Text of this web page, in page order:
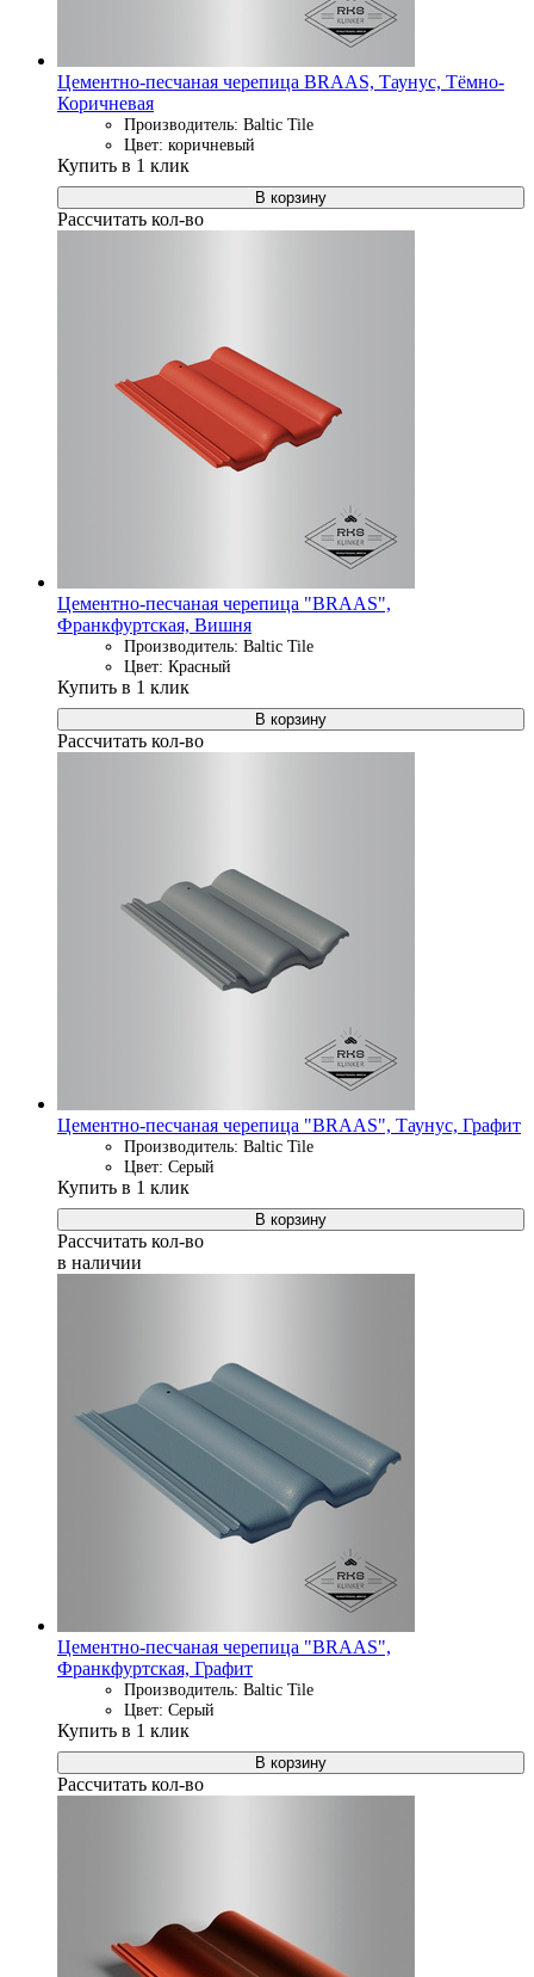
Цементно-песчаная черепица BRAAS, Таунус, Тёмно-
Коричневая
Производитель: Baltic Tile
Цвет: коричневый
Купить в 1 клик
В корзину
Рассчитать кол-во
Цементно-песчаная черепица "BRAAS",
Франкфуртская, Вишня
Производитель: Baltic Tile
Цвет: Красный
Купить в 1 клик
В корзину
Рассчитать кол-во
Цементно-песчаная черепица "BRAAS", Таунус, Графит
Производитель: Baltic Tile
Цвет: Серый
Купить в 1 клик
В корзину
Рассчитать кол-во
в наличии
Цементно-песчаная черепица "BRAAS",
Франкфуртская, Графит
Производитель: Baltic Tile
Цвет: Серый
Купить в 1 клик
В корзину
Рассчитать кол-во